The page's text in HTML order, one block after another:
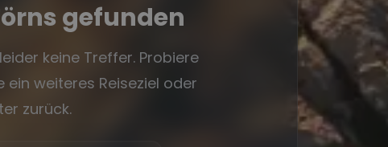
gefunden
keine Treffer. Probiere
weiteres Reiseziel oder
zurück.